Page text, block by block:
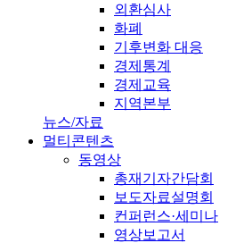
외환심사
화폐
기후변화 대응
경제통계
경제교육
지역본부
뉴스/자료
멀티콘텐츠
동영상
총재기자간담회
보도자료설명회
컨퍼런스·세미나
영상보고서